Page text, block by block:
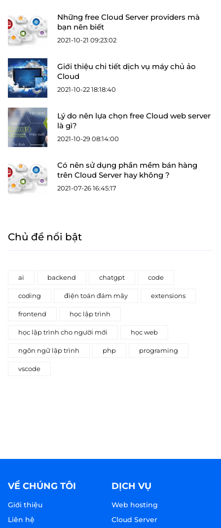
Những free Cloud Server providers mà
bạn nên biết
2021-10-21 09:23:02
Giới thiệu chi tiết dịch vụ máy chủ ảo
Cloud
2021-10-22 18:18:40
Lý do nên lựa chọn free Cloud web server
là gì?
2021-10-29 08:14:00
Có nên sử dụng phần mềm bán hàng
trên Cloud Server hay không ?
2021-07-26 16:45:17
Chủ đề nổi bật
ai backend chatgpt code
coding điện toán đám mây extensions
frontend học lập trình
học lập trình cho người mới học web
ngôn ngữ lập trình php programing
vscode
VỀ CHÚNG TÔI
Giới thiệu
Liên hệ
DỊCH VỤ
Web hosting
Cloud Server